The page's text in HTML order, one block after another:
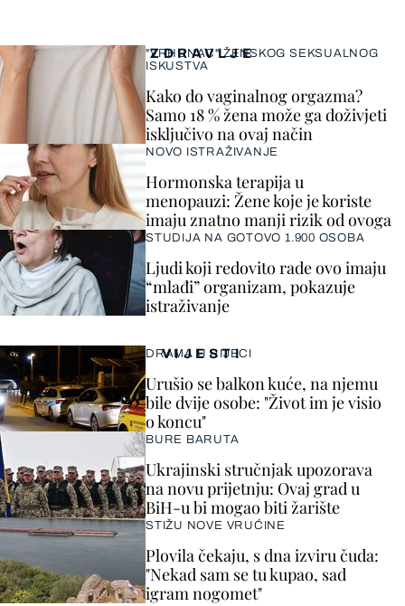
VIJESTI
DRAMA U RIJECI
Urušio se balkon kuće, na njemu
bile dvije osobe: "Život im je visio
o koncu"
BURE BARUTA
Ukrajinski stručnjak upozorava
na novu prijetnju: Ovaj grad u
BiH-u bi mogao biti žarište
STIŽU NOVE VRUĆINE
Plovila čekaju, s dna izviru čuda:
"Nekad sam se tu kupao, sad
igram nogomet"
ZDRAVLJE
"VRHUNAC" ŽENSKOG SEKSUALNOG
ISKUSTVA
Kako do vaginalnog orgazma?
Samo 18 % žena može ga doživjeti
isključivo na ovaj način
NOVO ISTRAŽIVANJE
Hormonska terapija u
menopauzi: Žene koje je koriste
imaju znatno manji rizik od ovoga
STUDIJA NA GOTOVO 1.900 OSOBA
Ljudi koji redovito rade ovo imaju
“mlađi” organizam, pokazuje
istraživanje